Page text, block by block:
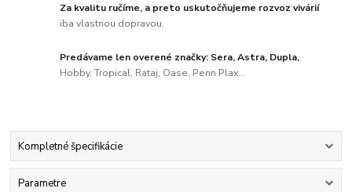
Za kvalitu ručíme, a preto uskutočňujeme rozvoz vivárií
iba vlastnou dopravou.
Predávame len overené značky: Sera, Astra, Dupla,
Hobby, Tropical, Rataj, Oase, Penn Plax...
Kompletné špecifikácie
Parametre